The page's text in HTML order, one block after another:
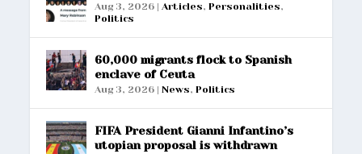
Aug 3, 2026 |Articles,Personalities,
Politics
60,000 migrants flock to Spanish
enclave of Ceuta
Aug 3, 2026 |News,Politics
FIFA President Gianni Infantino’s
utopian proposal is withdrawn